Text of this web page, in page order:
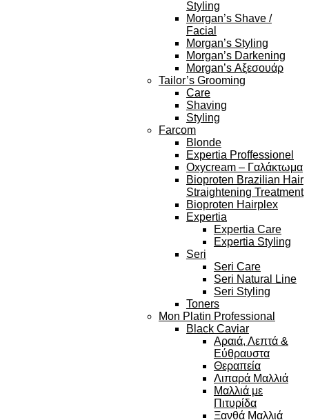
Styling
Morgan’s Shave /
Facial
Morgan’s Styling
Morgan’s Darkening
Morgan’s Αξεσουάρ
Tailor’s Grooming
Care
Shaving
Styling
Farcom
Blonde
Expertia Proffessionel
Oxycream – Γαλάκτωμα
Bioproten Brazilian Hair
Straightening Treatment
Bioproten Hairplex
Expertia
Expertia Care
Expertia Styling
Seri
Seri Care
Seri Natural Line
Seri Styling
Toners
Mon Platin Professional
Black Caviar
Αραιά, Λεπτά &
Εύθραυστα
Θεραπεία
Λιπαρά Μαλλιά
Μαλλιά με
Πιτυρίδα
Ξανθά Μαλλιά